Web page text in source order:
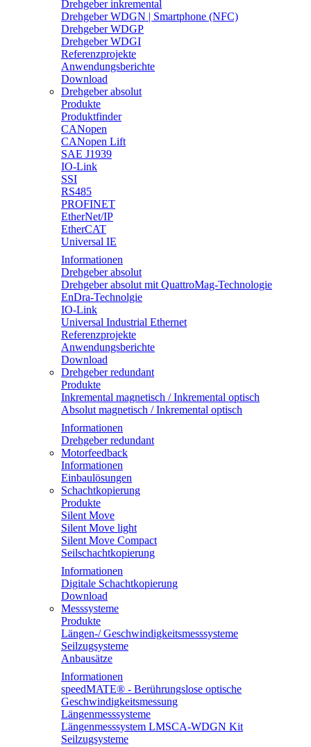
Drehgeber inkremental
Drehgeber WDGN | Smartphone (NFC)
Drehgeber WDGP
Drehgeber WDGI
Referenzprojekte
Anwendungsberichte
Download
Drehgeber absolut
Produkte
Produktfinder
CANopen
CANopen Lift
SAE J1939
IO-Link
SSI
RS485
PROFINET
EtherNet/IP
EtherCAT
Universal IE
Informationen
Drehgeber absolut
Drehgeber absolut mit QuattroMag-Technologie
EnDra-Technolgie
IO-Link
Universal Industrial Ethernet
Referenzprojekte
Anwendungsberichte
Download
Drehgeber redundant
Produkte
Inkremental magnetisch / Inkremental optisch
Absolut magnetisch / Inkremental optisch
Informationen
Drehgeber redundant
Motorfeedback
Informationen
Einbaulösungen
Schachtkopierung
Produkte
Silent Move
Silent Move light
Silent Move Compact
Seilschachtkopierung
Informationen
Digitale Schachtkopierung
Download
Messsysteme
Produkte
Längen-/ Geschwindigkeitsmesssysteme
Seilzugsysteme
Anbausätze
Informationen
speedMATE® - Berührungslose optische
Geschwindigkeitsmessung
Längenmesssysteme
Längenmesssystem LMSCA-WDGN Kit
Seilzugsysteme